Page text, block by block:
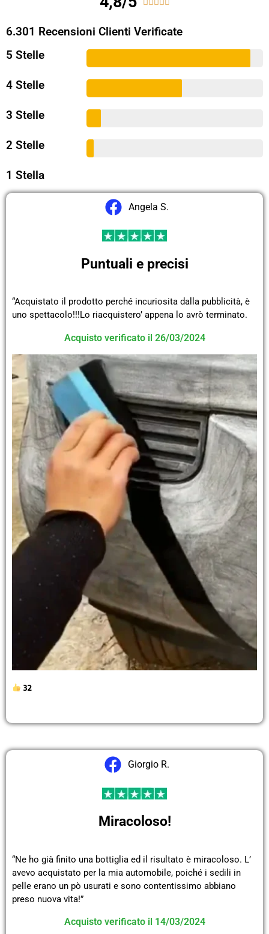
6.301 Recensioni Clienti Verificate
5 Stelle
4 Stelle
3 Stelle
2 Stelle
1 Stella
Angela S.
Puntuali e precisi
“Acquistato il prodotto perché incuriosita dalla pubblicità, è
uno spettacolo!!!Lo riacquistero’ appena lo avrò terminato.
Acquisto verificato il 26/03/2024
32
Giorgio R.
Miracoloso!
“Ne ho già finito una bottiglia ed il risultato è miracoloso. L’
avevo acquistato per la mia automobile, poiché i sedili in
pelle erano un pò usurati e sono contentissimo abbiano
preso nuova vita!”
Acquisto verificato il 14/03/2024